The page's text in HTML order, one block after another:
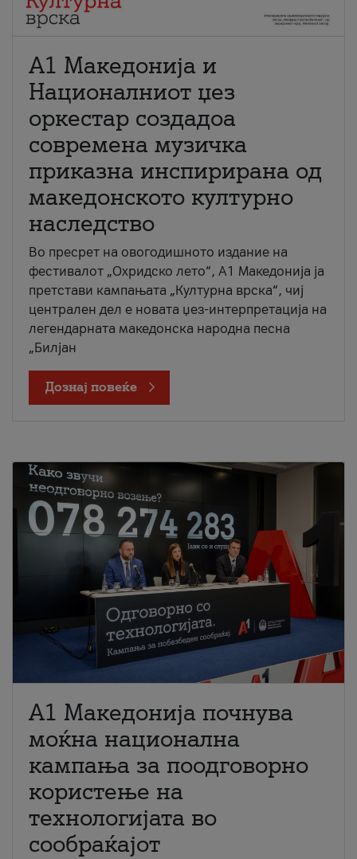
А1 Македонија и
Националниот џез
оркестар создадоа
современа музичка
приказна инспирирана од
македонското културно
наследство
Во пресрет на овогодишното издание на
фестивалот „Охридско лето“, А1 Македонија ја
претстави кампањата „Културна врска“, чиј
централен дел е новата џез-интерпретација на
легендарната македонска народна песна
„Билјан
Дознај повеќе
A1 Македонија почнува
моќна национална
кампања за поодговорно
користење на
технологијата во
сообраќајот